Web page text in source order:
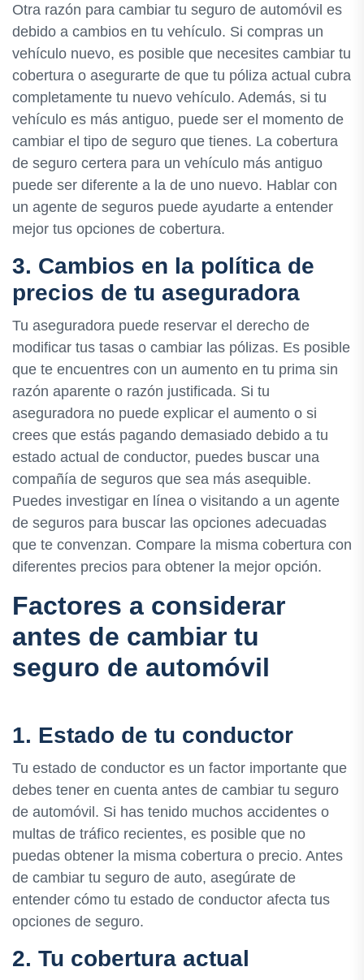
Otra razón para cambiar tu seguro de automóvil es
debido a cambios en tu vehículo. Si compras un
vehículo nuevo, es posible que necesites cambiar tu
cobertura o asegurarte de que tu póliza actual cubra
completamente tu nuevo vehículo. Además, si tu
vehículo es más antiguo, puede ser el momento de
cambiar el tipo de seguro que tienes. La cobertura
de seguro certera para un vehículo más antiguo
puede ser diferente a la de uno nuevo. Hablar con
un agente de seguros puede ayudarte a entender
mejor tus opciones de cobertura.
3. Cambios en la política de
precios de tu aseguradora
Tu aseguradora puede reservar el derecho de
modificar tus tasas o cambiar las pólizas. Es posible
que te encuentres con un aumento en tu prima sin
razón aparente o razón justificada. Si tu
aseguradora no puede explicar el aumento o si
crees que estás pagando demasiado debido a tu
estado actual de conductor, puedes buscar una
compañía de seguros que sea más asequible.
Puedes investigar en línea o visitando a un agente
de seguros para buscar las opciones adecuadas
que te convenzan. Compare la misma cobertura con
diferentes precios para obtener la mejor opción.
Factores a considerar
antes de cambiar tu
seguro de automóvil
1. Estado de tu conductor
Tu estado de conductor es un factor importante que
debes tener en cuenta antes de cambiar tu seguro
de automóvil. Si has tenido muchos accidentes o
multas de tráfico recientes, es posible que no
puedas obtener la misma cobertura o precio. Antes
de cambiar tu seguro de auto, asegúrate de
entender cómo tu estado de conductor afecta tus
opciones de seguro.
2. Tu cobertura actual